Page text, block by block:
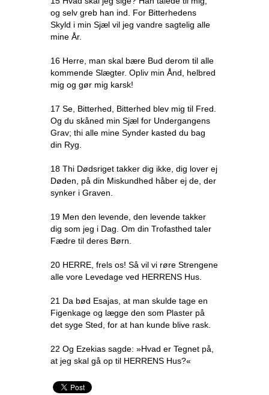
og selv greb han ind. For Bitterhedens
Skyld i min Sjæl vil jeg vandre sagtelig alle
mine År.
16 Herre, man skal bære Bud derom til alle
kommende Slægter. Opliv min Ånd, helbred
mig og gør mig karsk!
17 Se, Bitterhed, Bitterhed blev mig til Fred.
Og du skåned min Sjæl for Undergangens
Grav; thi alle mine Synder kasted du bag
din Ryg.
18 Thi Dødsriget takker dig ikke, dig lover ej
Døden, på din Miskundhed håber ej de, der
synker i Graven.
19 Men den levende, den levende takker
dig som jeg i Dag. Om din Trofasthed taler
Fædre til deres Børn.
20 HERRE, frels os! Så vil vi røre Strengene
alle vore Levedage ved HERRENS Hus.
21 Da bød Esajas, at man skulde tage en
Figenkage og lægge den som Plaster på
det syge Sted, for at han kunde blive rask.
22 Og Ezekias sagde: »Hvad er Tegnet på,
at jeg skal gå op til HERRENS Hus?«